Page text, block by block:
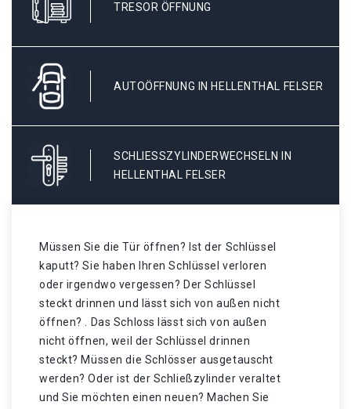
TRESOR ÖFFNUNG
AUTOÖFFNUNG IN HELLENTHAL FELSER
SCHLIESSZYLINDERWECHSELN IN H
ELLENTHAL FELSER
Müssen Sie die Tür öffnen? Ist der Schlüssel
kaputt? Sie haben Ihren Schlüssel verloren
oder irgendwo vergessen? Der Schlüssel
steckt drinnen und lässt sich von außen nicht
öffnen? . Das Schloss lässt sich von außen
nicht öffnen, weil der Schlüssel drinnen
steckt? Müssen die Schlösser ausgetauscht
werden? Oder ist der Schließzylinder veraltet
und Sie möchten einen neuen? Machen Sie